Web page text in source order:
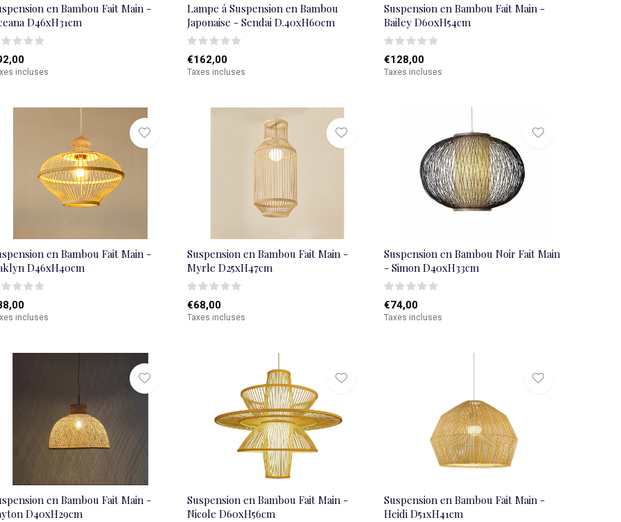
en Bambou Fait Main -
D46xH31cm
incluses
Lampe á Suspension en Bambou
Japonaise - Sendai D.40xH60cm
€162,00
Taxes incluses
Suspension en Bambou Fait Main -
Bailey D60xH54cm
€128,00
Taxes incluses
en Bambou Fait Main -
D46xH40cm
incluses
Suspension en Bambou Fait Main -
Myrle D25xH47cm
€68,00
Taxes incluses
Suspension en Bambou Noir Fait Main
- Simon D40xH33cm
€74,00
Taxes incluses
en Bambou Fait Main -
D40xH29cm
Suspension en Bambou Fait Main -
Nicole D60xH56cm
Suspension en Bambou Fait Main -
Heidi D51xH41cm